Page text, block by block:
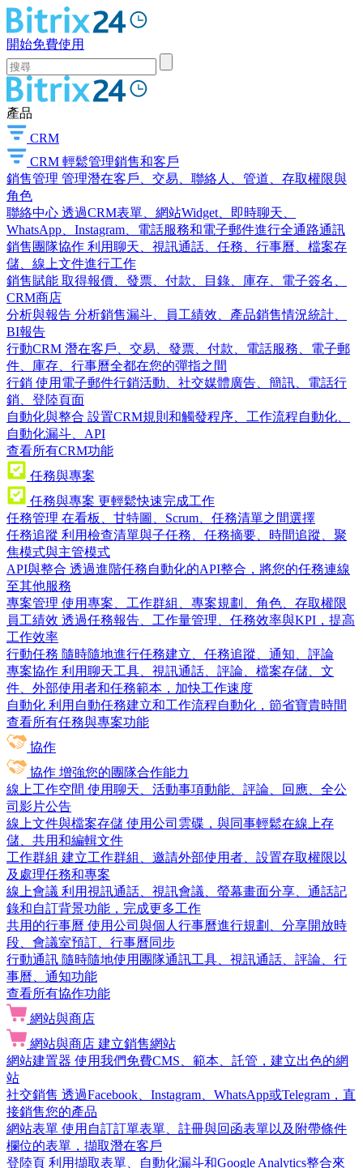
開始免費使用
產品
CRM
CRM 輕鬆管理銷售和客戶
銷售管理 管理潛在客戶、交易、聯絡人、管道、存取權限與
角色
聯絡中心 透過CRM表單、網站Widget、即時聊天、
WhatsApp、Instagram、電話服務和電子郵件進行全通路通訊
銷售團隊協作 利用聊天、視訊通話、任務、行事曆、檔案存
儲、線上文件進行工作
銷售賦能 取得報價、發票、付款、目錄、庫存、電子簽名、
CRM商店
分析與報告 分析銷售漏斗、員工績效、產品銷售情況統計、
BI報告
行動CRM 潛在客戶、交易、發票、付款、電話服務、電子郵
件、庫存、行事曆全都在您的彈指之間
行銷 使用電子郵件行銷活動、社交媒體廣告、簡訊、電話行
銷、登陸頁面
自動化與整合 設置CRM規則和觸發程序、工作流程自動化、
自動化漏斗、API
查看所有CRM功能
任務與專案
任務與專案 更輕鬆快速完成工作
任務管理 在看板、甘特圖、Scrum、任務清單之間選擇
任務追蹤 利用檢查清單與子任務、任務摘要、時間追蹤、聚
焦模式與主管模式
API與整合 透過進階任務自動化的API整合，將您的任務連線
至其他服務
專案管理 使用專案、工作群組、專案規劃、角色、存取權限
員工績效 透過任務報告、工作量管理、任務效率與KPI，提高
工作效率
行動任務 隨時隨地進行任務建立、任務追蹤、通知、評論
專案協作 利用聊天工具、視訊通話、評論、檔案存儲、文
件、外部使用者和任務範本，加快工作速度
自動化 利用自動任務建立和工作流程自動化，節省寶貴時間
查看所有任務與專案功能
協作
協作 增強您的團隊合作能力
線上工作空間 使用聊天、活動事項動能、評論、回應、全公
司影片公告
線上文件與檔案存儲 使用公司雲碟，與同事輕鬆在線上存
儲、共用和編輯文件
工作群組 建立工作群組、邀請外部使用者、設置存取權限以
及處理任務和專案
線上會議 利用視訊通話、視訊會議、螢幕畫面分享、通話記
錄和自訂背景功能，完成更多工作
共用的行事曆 使用公司與個人行事曆進行規劃、分享開放時
段、會議室預訂、行事曆同步
行動通訊 隨時隨地使用團隊通訊工具、視訊通話、評論、行
事曆、通知功能
查看所有協作功能
網站與商店
網站與商店 建立銷售網站
網站建置器 使用我們免費CMS、範本、託管，建立出色的網
站
社交銷售 透過Facebook、Instagram、WhatsApp或Telegram，直
接銷售您的產品
網站表單 使用自訂訂單表單、註冊與回函表單以及附帶條件
欄位的表單，擷取潛在客戶
登陸頁 利用擷取表單、自動化漏斗和Google Analytics整合來